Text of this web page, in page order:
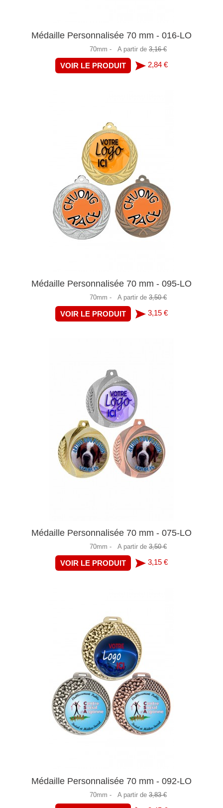
Médaille Personnalisée 70 mm - 016-LO
70mm - A partir de 3,16 €
VOIR LE PRODUIT 2,84 €
Médaille Personnalisée 70 mm - 095-LO
70mm - A partir de 3,50 €
VOIR LE PRODUIT 3,15 €
Médaille Personnalisée 70 mm - 075-LO
70mm - A partir de 3,50 €
VOIR LE PRODUIT 3,15 €
Médaille Personnalisée 70 mm - 092-LO
70mm - A partir de 3,83 €